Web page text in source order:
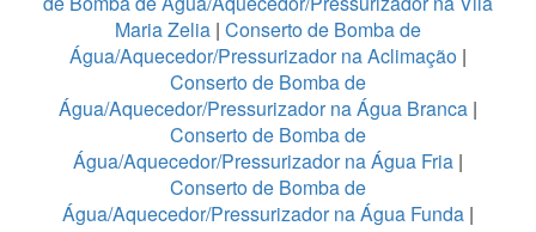
Maria Zelia | Conserto de Bomba de
Água/Aquecedor/Pressurizador na Aclimação |
Conserto de Bomba de
Água/Aquecedor/Pressurizador na Água Branca |
Conserto de Bomba de
Água/Aquecedor/Pressurizador na Água Fria |
Conserto de Bomba de
Água/Aquecedor/Pressurizador na Água Funda |